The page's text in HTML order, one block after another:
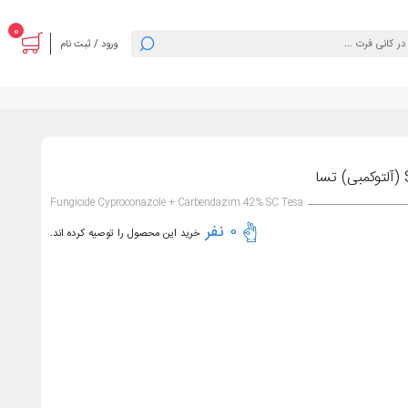
ورود / ثبت نام
0
Fungicide Cyproconazole + Carbendazim 42% SC Tesa
0 نفر خرید این محصول را توصیه کرده اند.